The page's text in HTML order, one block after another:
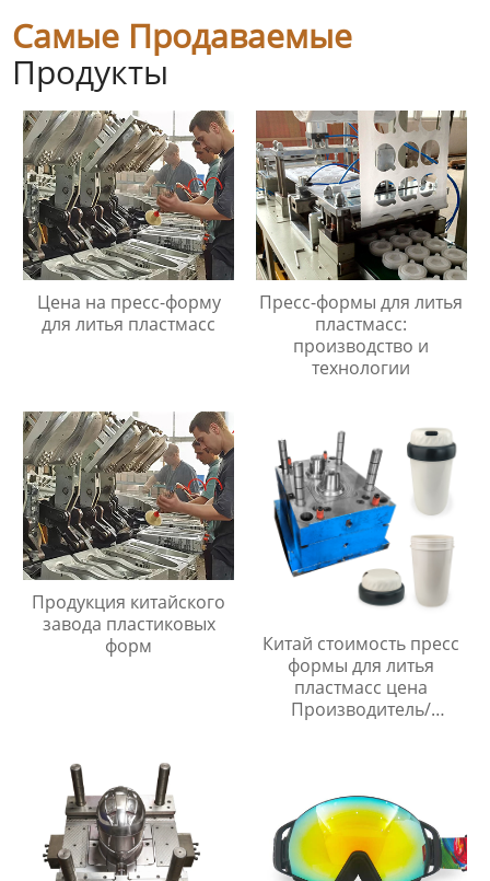
Самые Продаваемые
Продукты
Цена на пресс-форму
для литья пластмасс
Пресс-формы для литья
пластмасс:
производство и
технологии
Продукция китайского
завода пластиковых
форм
Китай стоимость пресс
формы для литья
пластмасс цена
Производитель/